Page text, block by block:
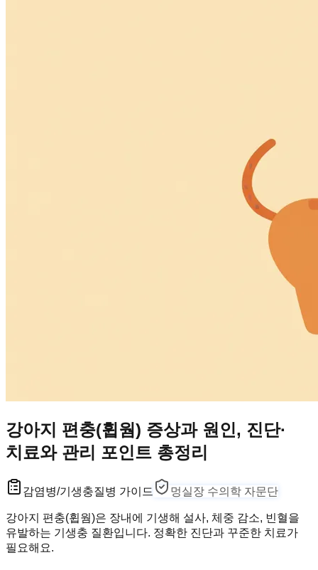
강아지 편충(휩웜) 증상과 원인, 진단·
치료와 관리 포인트 총정리
감염병/기생충질병 가이드 멍실장 수의학 자문단
강아지 편충(휩웜)은 장내에 기생해 설사, 체중 감소, 빈혈을
유발하는 기생충 질환입니다. 정확한 진단과 꾸준한 치료가
필요해요.